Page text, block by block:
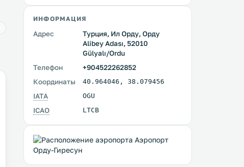
ИНФОРМАЦИЯ
Адрес
Турция, Ил Орду, Орду
Alibey Adası, 52010
Gülyalı/Ordu
Телефон
+904522262852
Координаты
40.964046 , 38.079456
IATA OGU
ICAO LTCB